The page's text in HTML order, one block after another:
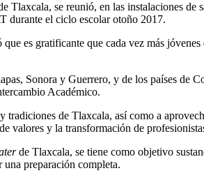
se reunió, en las instalaciones de
durante el ciclo escolar otoño 2017.
es gratificante que cada vez más
Sonora y Guerrero, y de los países
Académico.
de Tlaxcala, así como a
valores y la transformación de
de Tlaxcala, se tiene como objetivo
preparación completa.